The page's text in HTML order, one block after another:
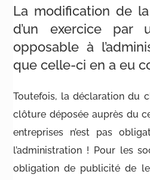
La modification de
d’un exercice par
opposable à
que celle-ci en a eu
Toutefois, la déclaration du
clôture déposée auprès du
entreprises n’est pas
l’administration ! Pour les
obligation de publicité de